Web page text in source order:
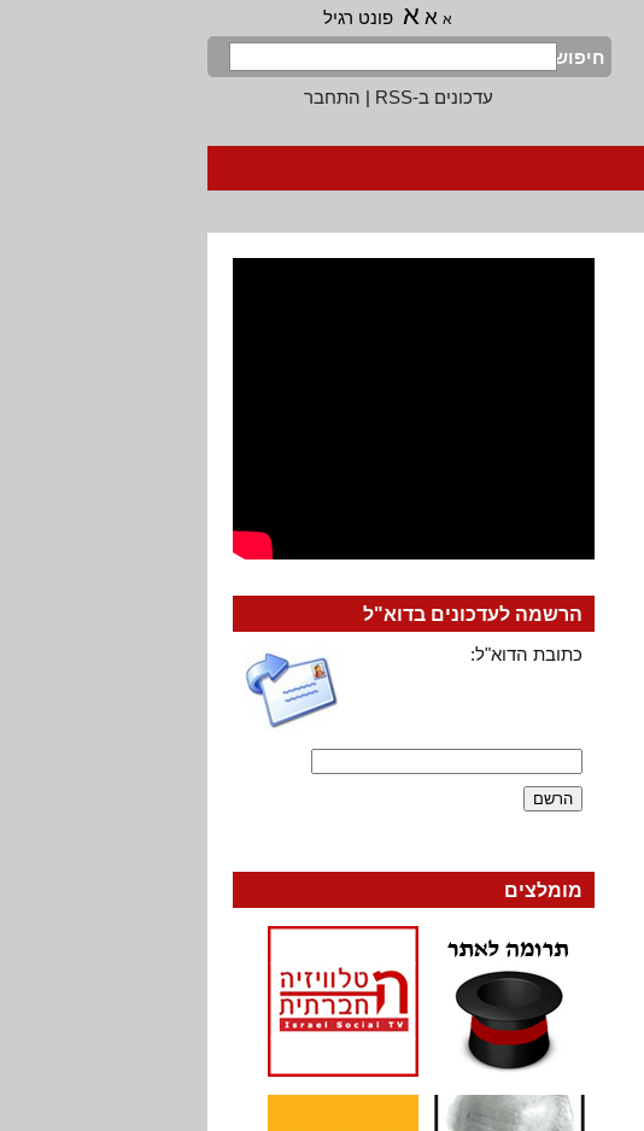
א א א פונט רגיל
חיפוש
עדכונים ב-RSS
| התחבר
הרשמה לעדכונים בדוא"ל
כתובת הדוא"ל:
מומלצים